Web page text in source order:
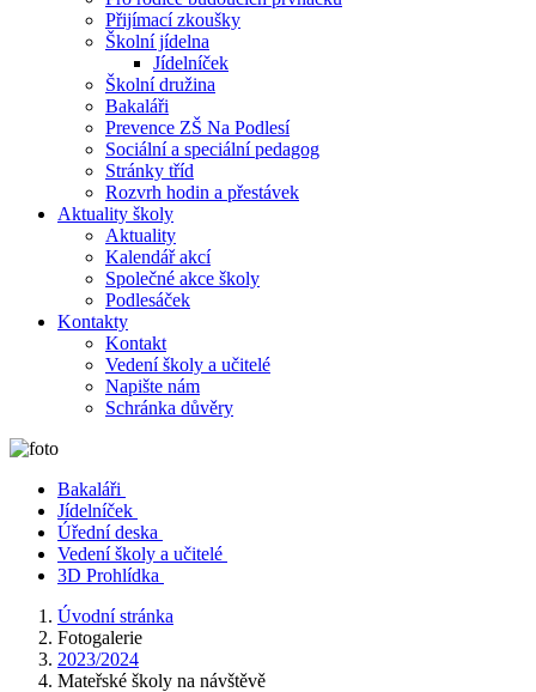
Přijímací zkoušky
Školní jídelna
Jídelníček
Školní družina
Bakaláři
Prevence ZŠ Na Podlesí
Sociální a speciální pedagog
Stránky tříd
Rozvrh hodin a přestávek
Aktuality školy
Aktuality
Kalendář akcí
Společné akce školy
Podlesáček
Kontakty
Kontakt
Vedení školy a učitelé
Napište nám
Schránka důvěry
Bakaláři
Jídelníček
Úřední deska
Vedení školy a učitelé
3D Prohlídka
Úvodní stránka
Fotogalerie
2023/2024
Mateřské školy na návštěvě